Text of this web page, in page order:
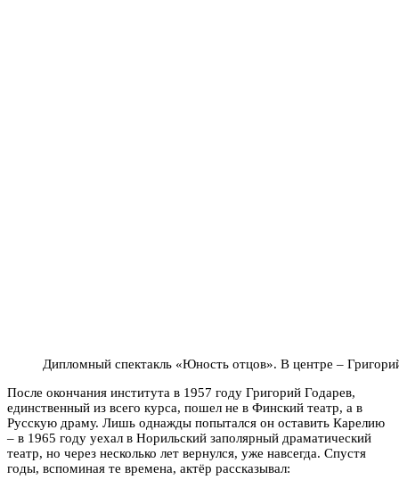
Дипломный спектакль «Юность отцов». В центре –
После окончания института в 1957 году Григорий Годарев,
единственный из всего курса, пошел не в Финский театр, а в
Русскую драму. Лишь однажды попытался он оставить Карелию
– в 1965 году уехал в Норильский заполярный драматический
театр, но через несколько лет вернулся, уже навсегда. Спустя
годы, вспоминая те времена, актёр рассказывал: